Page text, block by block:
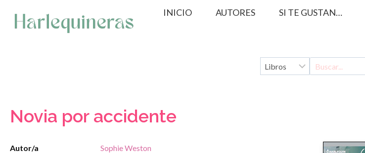
contenido
INICIO AUTORES SI TE GUSTAN…
Novia por accidente
Autor/a Sophie Weston